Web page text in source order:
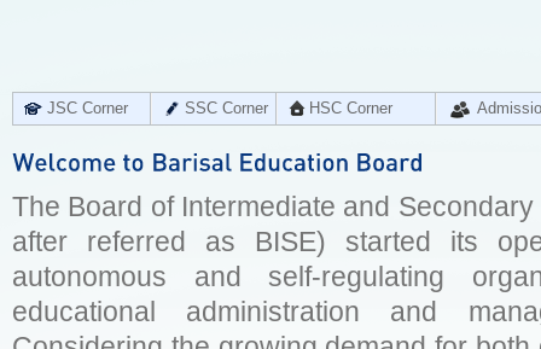
JSC Corner SSC Corner HSC Corner
The Board of Intermediate and
after referred as BISE) started its
autonomous and self-regulating
educational administration and